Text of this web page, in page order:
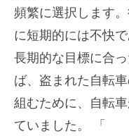
頻繁に選択します
に短期的には不快
長期的な目標に合
ば、盗まれた自転
組むために、自転
ていました。 「